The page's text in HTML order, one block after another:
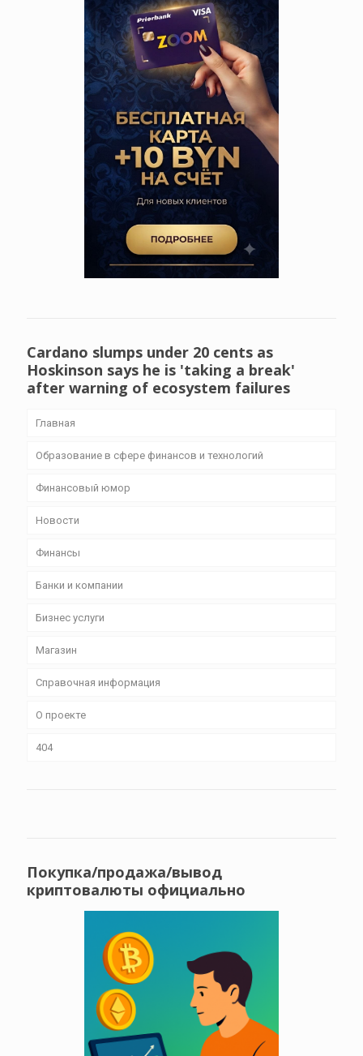
Cardano slumps under 20 cents as
Hoskinson says he is 'taking a break'
after warning of ecosystem failures
Главная
Образование в сфере финансов и технологий
Финансовый юмор
Новости
Финансы
Банки и компании
Бизнес уcлуги
Магазин
Справочная информация
О проекте
404
Покупка/продажа/вывод
криптовалюты официально